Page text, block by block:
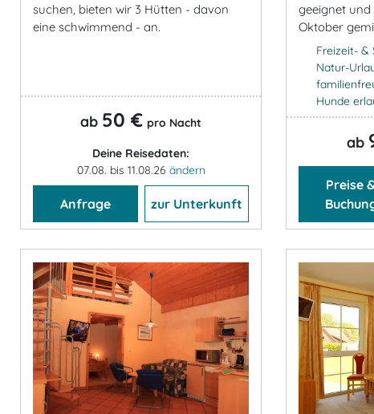
suchen, bieten wir 3 Hütten - davon
eine schwimmend - an.
ab 50 € pro Nacht
Deine Reisedaten:
07.08. bis 11.08.26 ändern
Anfrage zur Unterkunft
geeignet
Oktober
Freizeit- &
Natur-
Hunde
ab
Preise